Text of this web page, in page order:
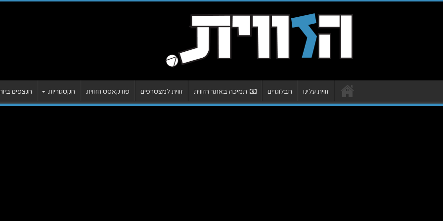
זווית עלינו הבלוגרים תמיכה באתר הזווית זווית למצטרפים פודקאסט הזווית הקטגוריות הנצפים